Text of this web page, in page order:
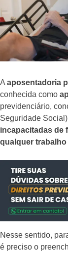
A aposentadoria
conhecida como
previdenciário,
Seguridade
incapacitadas de
qualquer
Nesse sentido,
é preciso o